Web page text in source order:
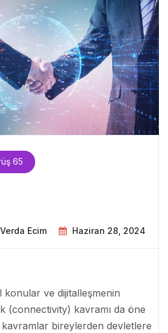
65
Ecim Haziran 28, 2024
konular ve dijitalleşmenin
(connectivity) kavramı da öne
kavramlar bireylerden devletlere